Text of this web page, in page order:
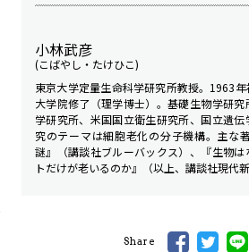
小林武彦
(こばやし・たけひこ)
東京大学定量生命科学研究所教授。1963
大学院修了（理学博士）。基礎生物学研
学研究所、米国国立衛生研究所、国立遺
究のテーマは細胞老化の分子機構。主な
謎』（講談社ブルーバックス）、『生物
トだけが老いるのか』（以上、講談社現代新
Share